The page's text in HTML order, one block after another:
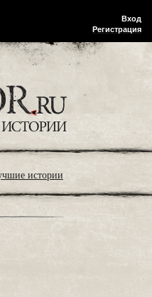
Вход
Регистрация
истории